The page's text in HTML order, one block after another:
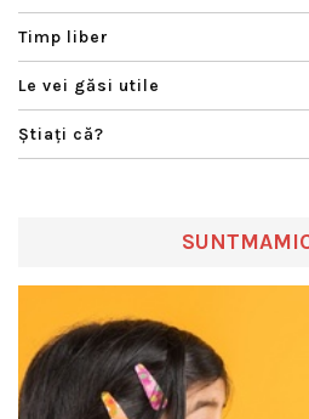
Timp liber
Le vei găsi utile
Ştiaţi că?